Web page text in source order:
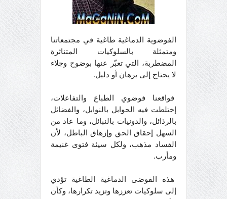
الفوضوية الدماغية طاغية في مجتمعاتنا
ومتمثلة بالسلوكيات المتناثرة
المضطربة، التي تعبّر عنها بوضوح وجلاء
لا يحتاج إلى برهان أو دليل.
فواقعنا فوضوي الطباع والتفاعلات،
إختلطت فيه الحوابل بالنوابل، والفضائل
بالرذائل، والدونيات بالنبائل، وما عاد من
السهل إحقاق الحق وإزهاق الباطل، لأن
الفساد مذهب، ولكل سيئة فتوى غنيمة
ومأرب.
هذه الفوضى الدماغية الطاغية تؤدي
إلى سلوكيات تعززها وتزيد تكرارها، وكأن